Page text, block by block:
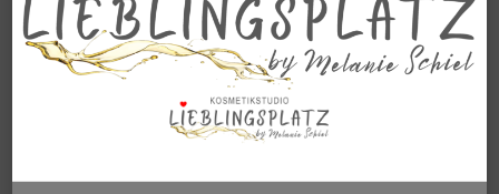
Kosmetikstudio Lieblingsplatz by
Melanie Schiel
Kosmetikstudio mit Wohlfühlfaktor